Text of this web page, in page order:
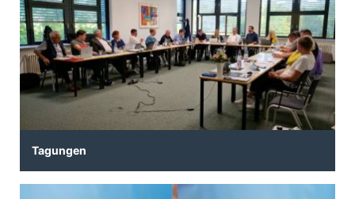
Tagungen